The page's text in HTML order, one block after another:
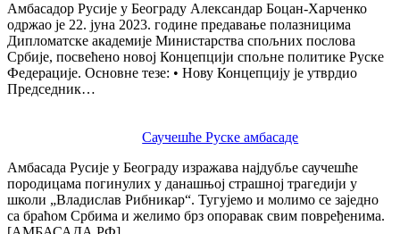
Амбасадор Русије у Београду Александар Боцан-Харченко
одржао је 22. јуна 2023. године предавање полазницима
Дипломатске академије Министарства спољних послова
Србије, посвећено новој Концепцији спољне политике Руске
Федерације. Основне тезе: • Нову Концепцију је утврдио
Председник…
Саучешће Руске амбасаде
Амбасада Русије у Београду изражава најдубље саучешће
породицама погинулих у данашњој страшној трагедији у
школи „Владислав Рибникар“. Тугујемо и молимо се заједно
са браћом Србима и желимо брз опоравак свим повређенима.